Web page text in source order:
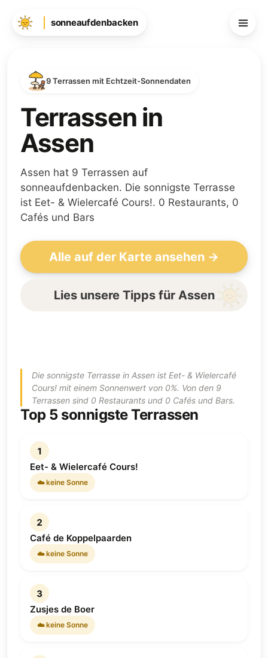
sonneaufdenbacken
9 Terrassen mit Echtzeit-Sonnendaten
Terrassen in
Assen
Assen hat 9 Terrassen auf
sonneaufdenbacken. Die sonnigste Terrasse
ist Eet- & Wielercafé Cours!. 0 Restaurants, 0
Cafés und Bars
Alle auf der Karte ansehen →
Lies unsere Tipps für Assen
Die sonnigste Terrasse in Assen ist Eet- & Wielercafé
Cours! mit einem Sonnenwert von 0%. Von den 9
Terrassen sind 0 Restaurants und 0 Cafés und Bars.
Top 5 sonnigste Terrassen
1
Eet- & Wielercafé Cours!
☁️ keine Sonne
2
Café de Koppelpaarden
☁️ keine Sonne
3
Zusjes de Boer
☁️ keine Sonne